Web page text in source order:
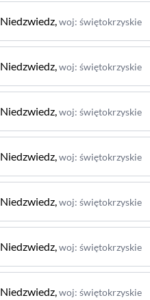
Niedzwiedz,woj: świętokrzyskie
Niedzwiedz,woj: świętokrzyskie
Niedzwiedz,woj: świętokrzyskie
Niedzwiedz,woj: świętokrzyskie
Niedzwiedz,woj: świętokrzyskie
Niedzwiedz,woj: świętokrzyskie
Niedzwiedz,woj: świętokrzyskie